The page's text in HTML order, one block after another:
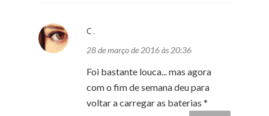
C.
28 de março de 2016 às 20:36
Foi bastante louca... mas agora
com o fim de semana deu para
voltar a carregar as baterias *